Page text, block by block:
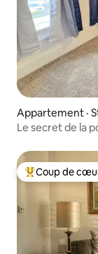
Appartement ·
Le secret de la
Coup de cœur
Coup de